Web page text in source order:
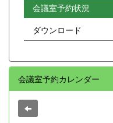
会議室予約状況
ダウンロード
会議室予約カレンダー